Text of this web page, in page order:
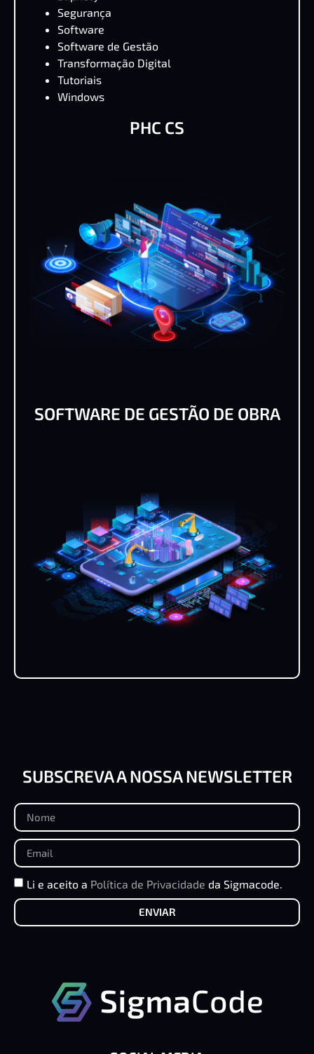
Segurança
Software
Software de Gestão
Transformação Digital
Tutoriais
Windows
PHC CS
SOFTWARE DE GESTÃO DE OBRA
SUBSCREVA A NOSSA NEWSLETTER
Li e aceito a Política de Privacidade da Sigmacode.
ENVIAR